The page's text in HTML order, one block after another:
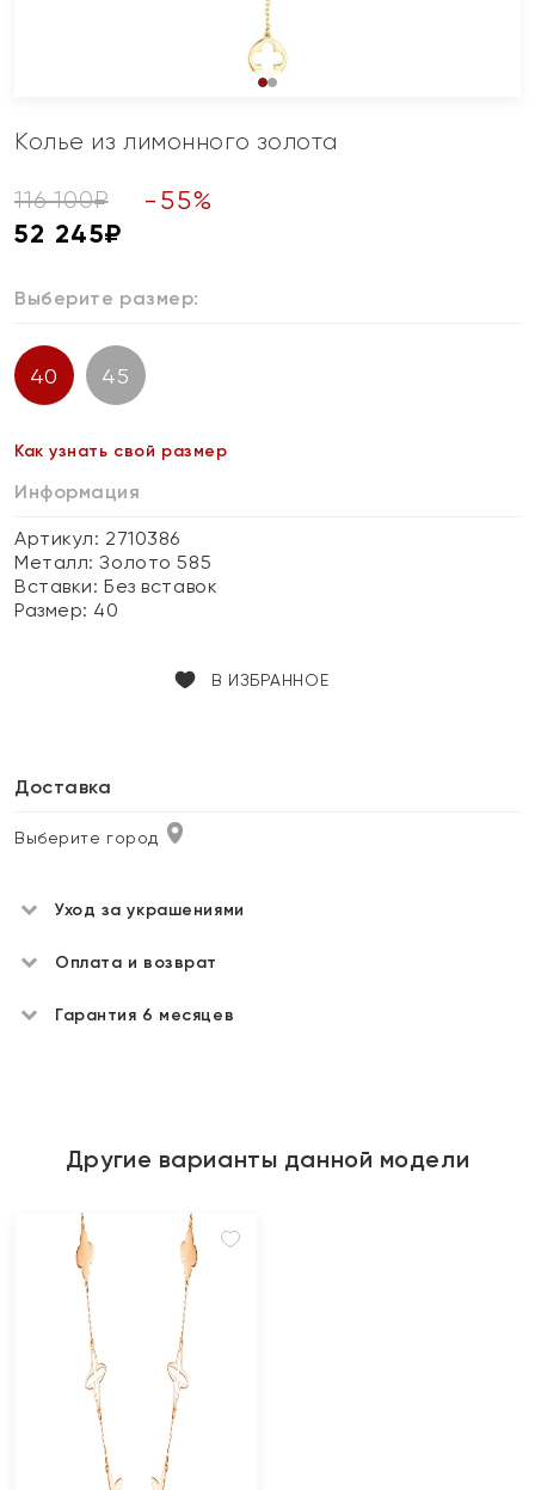
Колье из лимонного золота
116 100₽ - 55%
52 245₽
Выберите размер:
40 45
Как узнать свой размер
Информация
Артикул: 2710386
Металл:Золото 585
Вставки:Без вставок
Размер: 40
В ИЗБРАННОЕ
Доставка
Выберите город
Уход за украшениями
Оплата и возврат
Гарантия 6 месяцев
Другие варианты данной модели